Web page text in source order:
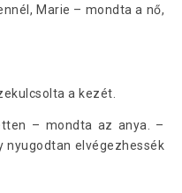
Marie – mondta a nő,
a kezét.
– mondta az anya. –
nyugodtan elvégezhessék